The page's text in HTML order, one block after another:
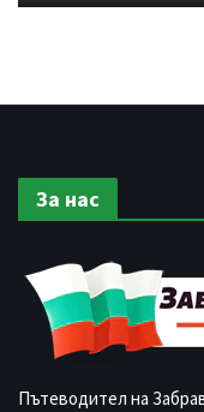
За нас
Пътеводител на